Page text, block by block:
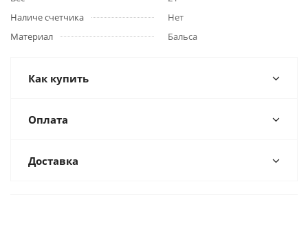
Наличе счетчика
Нет
Материал
Бальса
Как купить
Оплата
Доставка